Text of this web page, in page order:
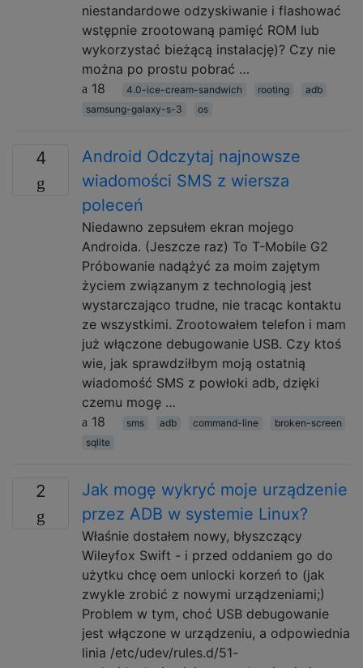
niestandardowe odzyskiwanie i flashować
wstępnie zrootowaną pamięć ROM lub
wykorzystać bieżącą instalację)? Czy nie
można po prostu pobrać …
18
4.0-ice-cream-sandwich rooting
adb
samsung-galaxy-s-3
os
4
Android Odczytaj najnowsze
wiadomości SMS z wiersza
poleceń
Niedawno zepsułem ekran mojego
Androida. (Jeszcze raz) To T-Mobile G2
Próbowanie nadążyć za moim zajętym
życiem związanym z technologią jest
wystarczająco trudne, nie tracąc kontaktu
ze wszystkimi. Zrootowałem telefon i mam
już włączone debugowanie USB. Czy ktoś
wie, jak sprawdziłbym moją ostatnią
wiadomość SMS z powłoki adb, dzięki
czemu mogę …
18
sms adb command-line
broken-screen
sqlite
2
Jak mogę wykryć moje urządzenie
przez ADB w systemie Linux?
Właśnie dostałem nowy, błyszczący
Wileyfox Swift - i przed oddaniem go do
użytku chcę oem unlocki korzeń to (jak
zwykle zrobić z nowymi urządzeniami;)
Problem w tym, choć USB debugowanie
jest włączone w urządzeniu, a odpowiednia
linia /etc/udev/rules.d/51-